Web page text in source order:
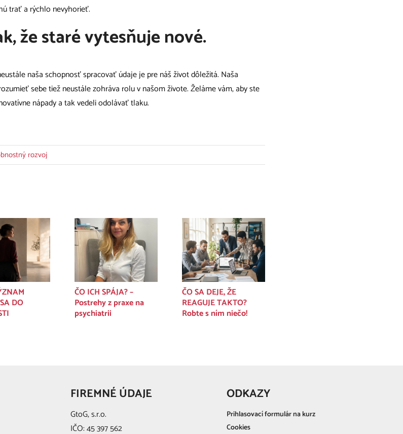
trať a rýchlo nevyhorieť.
že staré vytesňuje nové.
naša schopnosť spracovať údaje je pre náš život dôležitá. Naša
sebe tiež neustále zohráva rolu v našom živote. Želáme vám, aby ste
nápady a tak vedeli odolávať tlaku.
rozvoj
DO
ČO ICH SPÁJA? –
Postrehy z praxe na
psychiatrii
ČO SA DEJE, ŽE
REAGUJE TAKTO?
Robte s ním niečo!
FIREMNÉ ÚDAJE
GtoG, s.r.o.
IČO: 45 397 562
ODKAZY
Prihlasovací formulár na kurz
Cookies